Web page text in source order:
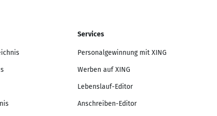
Services
Personalgewinnung mit XING
Werben auf XING
Lebenslauf-Editor
Anschreiben-Editor